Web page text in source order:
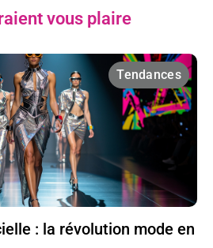
vous plaire
Tendances
: la révolution mode en